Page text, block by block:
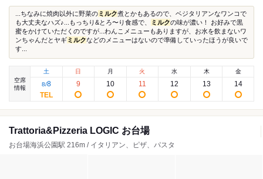
...ちなみに焼肉以外に野菜のミルク煮とかもあるので、ベジタリアンなワンコで
も大丈夫なハズ♪...もっちり&とろ〜り食感で、
ミルクの味が濃い！ お好みで黒
蜜をかけていただくのですが...わんこメニューもありますが、お水を飲まないワ
ンちゃんだとヤギミルクなどのメニューはないので準備していったほうが良いで
す...
空席
情報
土
8/8
日
9
月
10
火
11
水
12
木
13
金
14
Trattoria&Pizzeria LOGIC お台場
お台場海浜公園駅 216m / イタリアン、ピザ、パスタ